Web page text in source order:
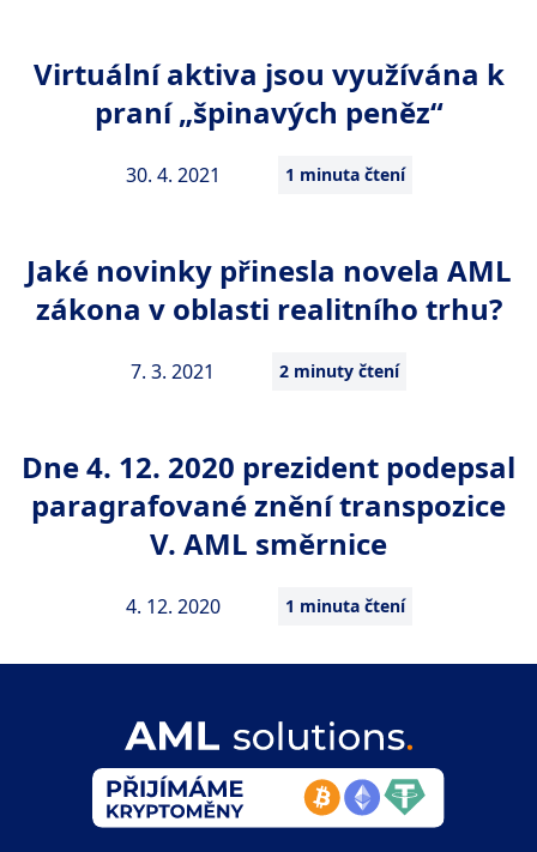
30. 4. 2021 1 minuta čtení
Virtuální aktiva jsou využívána k
praní „špinavých peněz“
7. 3. 2021 2 minuty čtení
Jaké novinky přinesla novela AML
zákona v oblasti realitního trhu?
4. 12. 2020 1 minuta čtení
Dne 4. 12. 2020 prezident podepsal
paragrafované znění transpozice
V. AML směrnice